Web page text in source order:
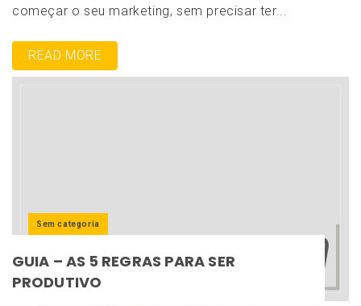
começar o seu marketing, sem precisar ter...
READ MORE
Sem categoria
GUIA – AS 5 REGRAS PARA SER
PRODUTIVO